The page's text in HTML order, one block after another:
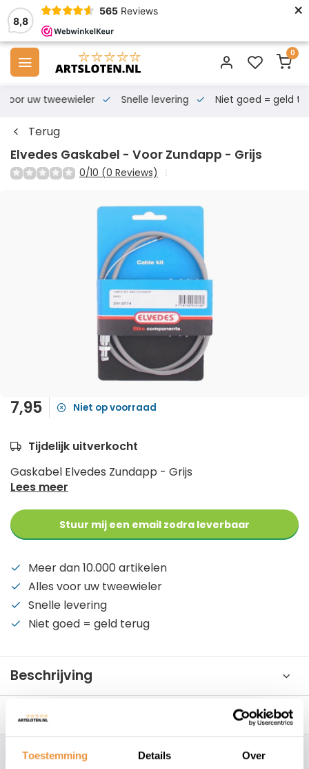
Toestemming Details Over
8,8
565 Reviews ×
0
voor uw tweewieler Snelle levering Niet goed = geld
Terug
Elvedes Gaskabel - Voor Zundapp - Grijs
0/10 (0 Reviews)
7,95 Niet op voorraad
Tijdelijk uitverkocht
Gaskabel Elvedes Zundapp - Grijs
Lees meer
Stuur mij een email zodra leverbaar
Meer dan 10.000 artikelen
Alles voor uw tweewieler
Snelle levering
Niet goed = geld terug
Beschrijving
Reviews
Hoe kunnen wij je helpen?